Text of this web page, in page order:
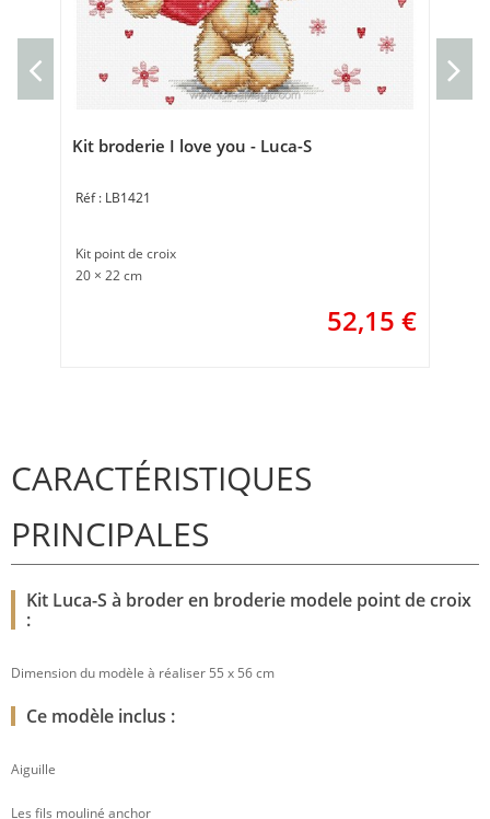
Kit broderie I love you - Luca-S
LB1421
Kit point de croix
20 × 22 cm
52,15 €
CARACTÉRISTIQUES
PRINCIPALES
Kit Luca-S à broder en broderie modele point de croix
:
Dimension du modèle à réaliser 55 x 56 cm
Ce modèle inclus :
Aiguille
Les fils mouliné anchor